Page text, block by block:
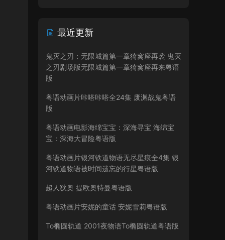
最近更新
鬼灭之刃：无限城篇第一章猗窝座再袭 鬼灭
之刃剧场版无限城篇第一章猗窝座再来粤语
版
粤语动画片咔嗒咔嗒全24集 废渊战鬼粤语
版
粤语动画电影海绵宝宝：深海寻宝 海绵宝
宝：深海大冒险粤语版
粤语动画片银河铁道物语无尽星痕全4集 银
河铁道物语被时间遗忘的行星粤语版
超人狄奥 提欧奥特曼粤语版
粤语动画片安妮的童话 安妮雪莉粤语版
To椭圆轨道 2001夜物语To椭圆轨道粤语版